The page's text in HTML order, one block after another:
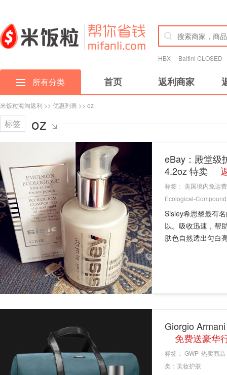
HBX Baltini CLOSED
所有分类 首页 返利商家
米饭粒海淘返利 >> 优惠列表 >> oz
标签 oz
eBay：殿堂级
4.2oz 特卖
标签： 美国境内免运费
Ecological-Compound
Sisley希思黎最有
以。吸收迅速，帮
肤色自然透出匀白
Giorgio
免费送豪华
标签： GWP 热卖商品
类： 美妆护肤